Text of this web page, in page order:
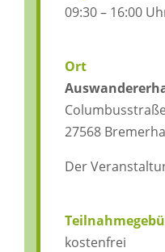
09:30 – 16:00
Ort
27568
Der
kostenfrei